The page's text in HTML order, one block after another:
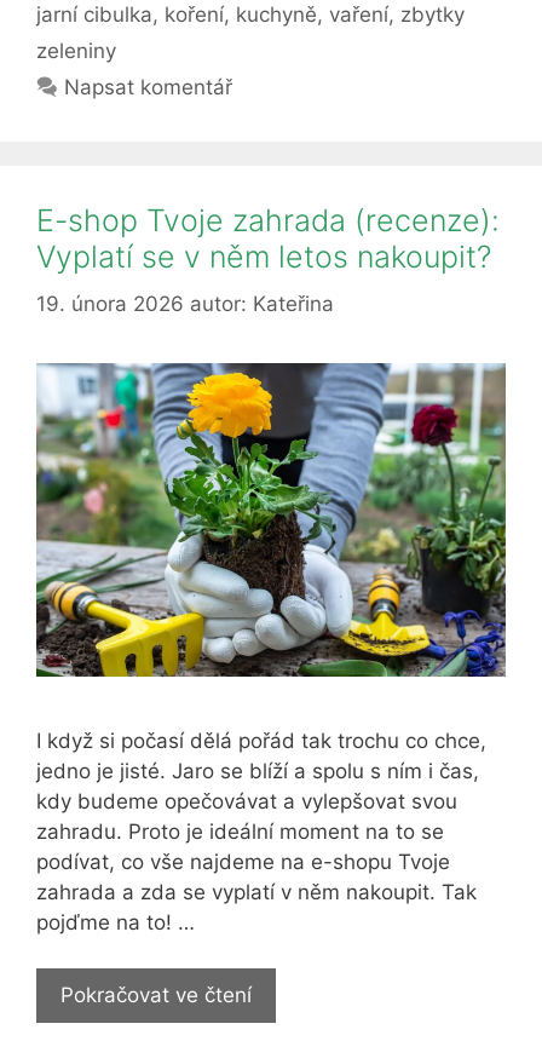
si
jarní cibulka, koření, kuchyně, vaření, zbytky
zeleniny
Napsat komentář
E-shop Tvoje zahrada (recenze):
Vyplatí se v něm letos nakoupit?
19. února 2026 autor: Kateřina
I když si počasí dělá pořád tak trochu co chce,
jedno je jisté. Jaro se blíží a spolu s ním i čas,
kdy budeme opečovávat a vylepšovat svou
zahradu. Proto je ideální moment na to se
podívat, co vše najdeme na e-shopu Tvoje
zahrada a zda se vyplatí v něm nakoupit. Tak
pojďme na to! …
Pokračovat ve čteníE-
shop